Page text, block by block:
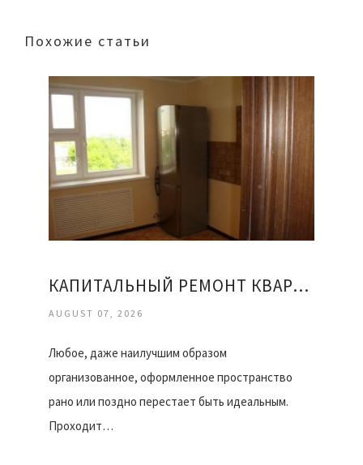
Похожие статьи
КАПИТАЛЬНЫЙ РЕМОНТ КВАРТИРЫ ОФИСА
AUGUST 07, 2026
Любое, даже наилучшим образом
организованное, оформленное пространство
рано или поздно перестает быть идеальным.
Проходит…